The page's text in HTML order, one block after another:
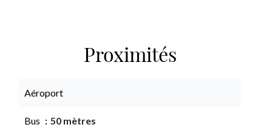
Proximités
Aéroport
Bus 50 mètres